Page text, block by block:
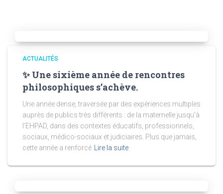
ACTUALITÉS
✨ Une sixième année de rencontres
philosophiques s’achève.
Une année dense, traversée par des expériences multiples
auprès de publics très différents : de la maternelle jusqu’à
l’EHPAD, dans des contextes éducatifs, professionnels,
sociaux, médico-sociaux et judiciaires. Plus que jamais,
cette année a renforcé
Lire la suite